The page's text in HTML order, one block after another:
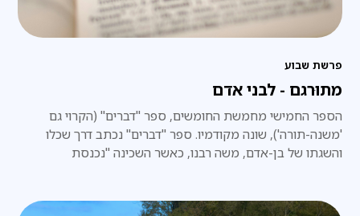
פרשת שבוע
מתוּרגם - לבני אדם
הספר החמישי מחמשת החומשים, ספר "דברים" (הקרוי גם
'משנה-תורה'), שונה מקודמיו. ספר "דברים" נכתב דרך שכלו
והשגתו של בן-אדם, משה רבנו, כאשר השכינה "נכנסת